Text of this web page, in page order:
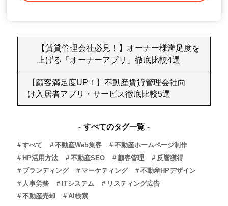
【賃貸管理会社必見！】オーナー様満足度を
上げる「オーナーアプリ」徹底比較4選
【顧客満足度UP！】不動産賃貸管理会社向
け入居者アプリ・サービス徹底比較5選
すべてのタグ一覧
すべて 不動産Web集客
不動産ホームページ制作
HP活用方法
不動産SEO 顧客管理
反響獲得
ブランディング
マーケティング
不動産HPデザイン
人事労務
ITシステム
リスティング広告
不動産売却
AI検索